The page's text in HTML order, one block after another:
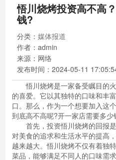
悟川资讯
加入我们
悟川烧烤投资高不高
钱?
分类： 媒体报道
作者：admin
来源：网络
发布时间： 2024-05-11
悟川烧烤是一家备受瞩目的火
的喜爱。它以其独特的口味和丰
口。那么，作为一个想要加入这
到底高不高呢?开一家店需要多少
首先，投资悟川烧烤的回报是
对美食的追求和生活水平的提高
越来越大。悟川烧烤不仅有着独
菜品，能够满足不同人的口味需